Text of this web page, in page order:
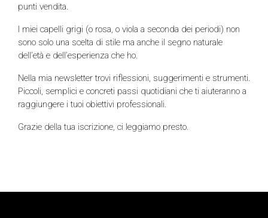
punti vendita.
I miei capelli grigi (o rosa, o viola a seconda dei periodi) non
sono solo una scelta di stile ma anche il segno naturale
dell’età e dell’esperienza che ho.
Nella mia newsletter trovi riflessioni, suggerimenti e strumenti.
Piccoli, semplici e concreti passi quotidiani che ti aiuteranno a
raggiungere i tuoi obiettivi professionali.
Grazie della tua iscrizione, ci leggiamo presto.